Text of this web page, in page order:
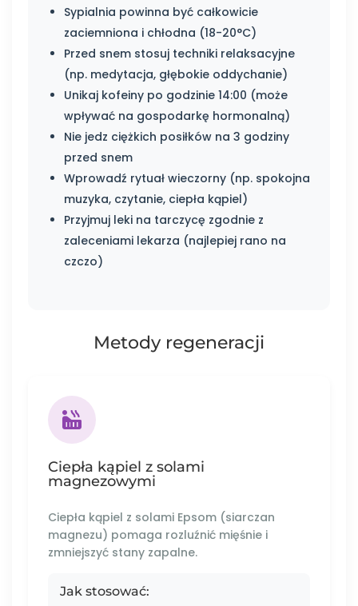
Sypialnia powinna być całkowicie
zaciemniona i chłodna (18-20°C)
Przed snem stosuj techniki relaksacyjne
(np. medytacja, głębokie oddychanie)
Unikaj kofeiny po godzinie 14:00 (może
wpływać na gospodarkę hormonalną)
Nie jedz ciężkich posiłków na 3 godziny
przed snem
Wprowadź rytuał wieczorny (np. spokojna
muzyka, czytanie, ciepła kąpiel)
Przyjmuj leki na tarczycę zgodnie z
zaleceniami lekarza (najlepiej rano na
czczo)
Metody regeneracji
Ciepła kąpiel z solami
magnezowymi
Ciepła kąpiel z solami Epsom (siarczan
magnezu) pomaga rozluźnić mięśnie i
zmniejszyć stany zapalne.
Jak stosować: